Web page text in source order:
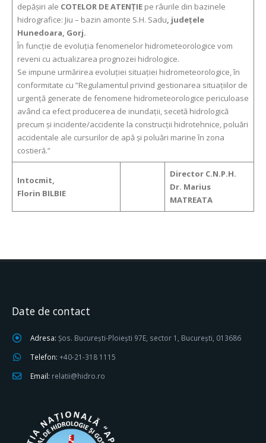
depăşiri ale COTELOR DE ATENŢIE pe râurile din bazinele
hidrografice: Jiu – bazin amonte S.H. Sadu, judeţele
Hunedoara, Gorj.
În funcţie de evoluţia fenomenelor hidrometeorologice vom
reveni cu actualizarea prognozei hidrologice.
Se impune urmărirea evoluţiei situaţiei hidrometeorologice, în
conformitate cu ”Regulamentul privind gestionarea situaţiilor de
urgenţă generate de fenomene hidrometeorologice periculoase
având ca efect producerea de inundaţii, secetă hidrologică
precum şi incidente/accidente la construcţii hidrotehnice, poluări
accidentale ale cursurilor de apă şi poluări marine în zona
costieră.”
Intocmit,
Florin BILBIE
Director C.N.P.H.
Dr. Marius
MATREATA
Date de contact
Adresa: Șos. București-Ploiești 97E, sector 1, București, 013686
Telefon: +40-21-318 1115
Email: relatii@hidro.ro